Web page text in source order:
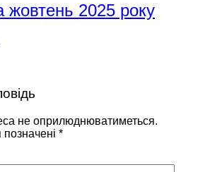
жовтень 2025 року
не оприлюднюватиметься.
позначені *